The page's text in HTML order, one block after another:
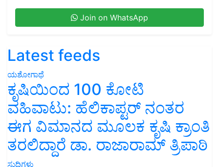
Join on WhatsApp
Latest feeds
ಯಶೋಗಾಥೆ
ಕೃಷಿಯಿಂದ 100 ಕೋಟಿ
ವಹಿವಾಟು: ಹೆಲಿಕಾಪ್ಟರ್ ನಂತರ
ಈಗ ವಿಮಾನದ ಮೂಲಕ ಕೃಷಿ ಕ್ರಾಂತಿ
ತರಲಿದ್ದಾರೆ ಡಾ. ರಾಜಾರಾಮ್ ತ್ರಿಪಾಠಿ
ಸುದ್ದಿಗಳು